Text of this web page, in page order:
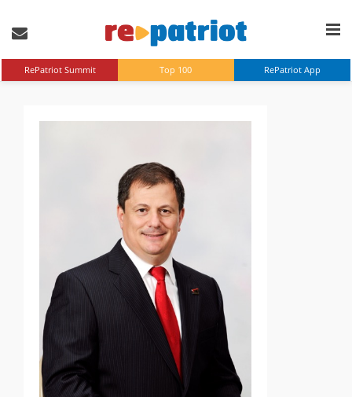
RePatriot Summit Top 100 RePatriot App